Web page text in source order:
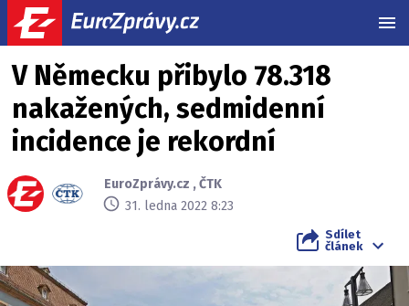
V Německu přibylo 78.318
nakažených, sedmidenní
incidence je rekordní
EuroZprávy.cz ,ČTK
31. ledna 2022 8:23
Sdílet
článek